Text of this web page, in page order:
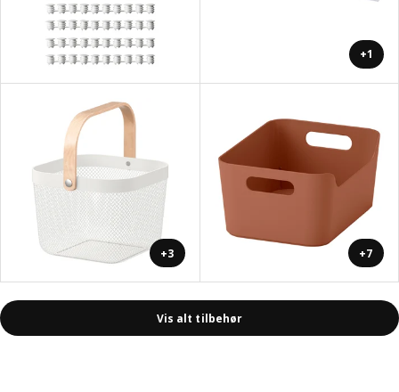
+1
+3 +7
Vis alt tilbehør